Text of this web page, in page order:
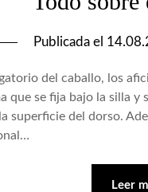
Publicada el
del caballo, los
que se fija bajo la silla y
superficie del dorso.
Leer